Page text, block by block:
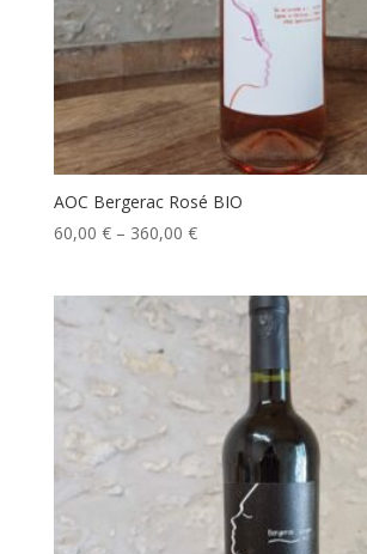
AOC Bergerac Rosé BIO
60,00 €– 360,00 €